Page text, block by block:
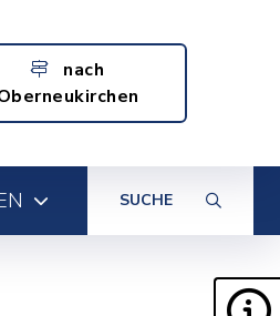
nach
SUCHE